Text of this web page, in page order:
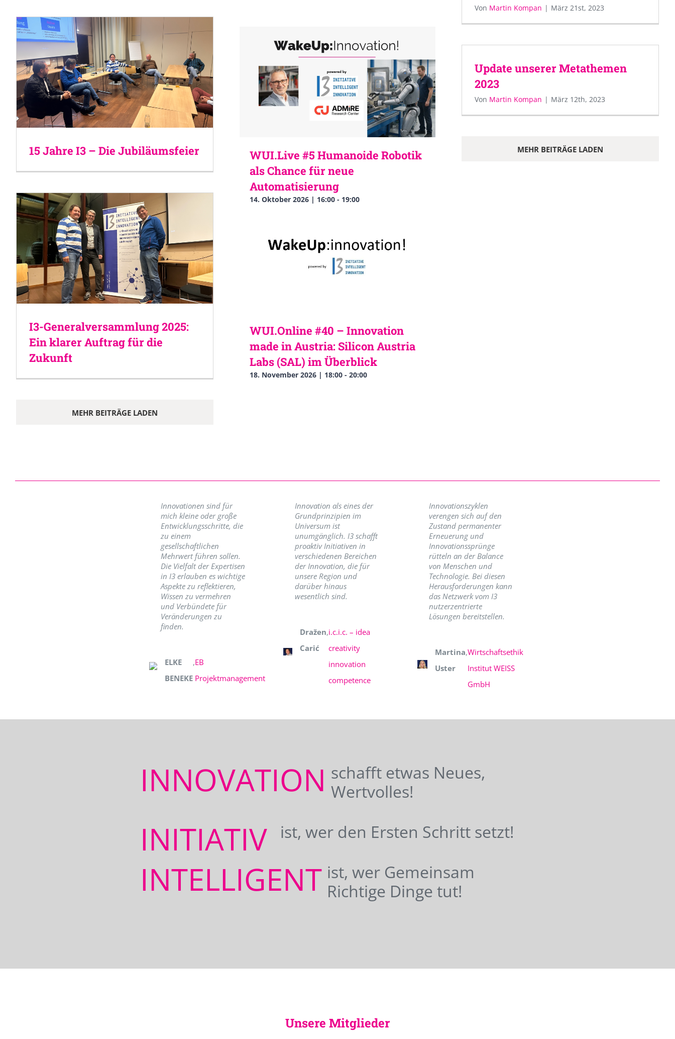
15 Jahre I3 – Die Jubiläumsfeier
I3-Generalversammlung 2025:
Ein klarer Auftrag für die
Zukunft
MEHR BEITRÄGE LADEN
WUI.Live #5 Humanoide Robotik
als Chance für neue
Automatisierung
14. Oktober 2026 | 16:00- 19:00
WUI.Online #40 – Innovation
made in Austria: Silicon Austria
Labs (SAL) im Überblick
18. November 2026 | 18:00- 20:00
Von Martin Kompan | März 21st, 2023
Update unserer Metathemen
2023
Von Martin Kompan | März 12th, 2023
MEHR BEITRÄGE LADEN
Innovationen sind für
mich kleine oder große
Entwicklungsschritte, die
zu einem
gesellschaftlichen
Mehrwert führen sollen.
Die Vielfalt der Expertisen
in I3 erlauben es wichtige
Aspekte zu reflektieren,
Wissen zu vermehren
und Verbündete für
Veränderungen zu
finden.
ELKE
BENEKE
,EB
Projektmanagement
Innovation als eines der
Grundprinzipien im
Universum ist
unumgänglich. I3 schafft
proaktiv Initiativen in
verschiedenen Bereichen
der Innovation, die für
unsere Region und
darüber hinaus
wesentlich sind.
Dražen
Carić
,i.c.i.c. – idea
creativity
innovation
competence
Innovationszyklen
verengen sich auf den
Zustand permanenter
Erneuerung und
Innovationssprünge
rütteln an der Balance
von Menschen und
Technologie. Bei diesen
Herausforderungen kann
das Netzwerk vom I3
nutzerzentrierte
Lösungen bereitstellen.
Martina
Uster
,Wirtschaftsethik
Institut WEISS
GmbH
INNOVATION schafft etwas Neues,
Wertvolles!
INITIATIV ist, wer den Ersten Schritt setzt!
INTELLIGENT ist, wer Gemeinsam
Richtige Dinge tut!
Unsere Mitglieder